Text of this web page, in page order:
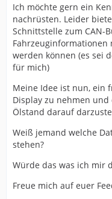
Ich möchte gern ein
nachrüsten. Leider
Schnittstelle zum CAN-
werden können (es sei
für mich)
Meine Idee ist nun, ein
Display zu nehmen
Ölstand darauf
Weiß jemand welche
stehen?
Würde das was ich mir
Freue mich auf euer